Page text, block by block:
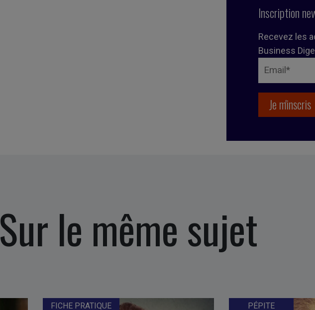
Inscription
Recevez les
Business
Sur le même sujet
FICHE PRATIQUE PÉPITE